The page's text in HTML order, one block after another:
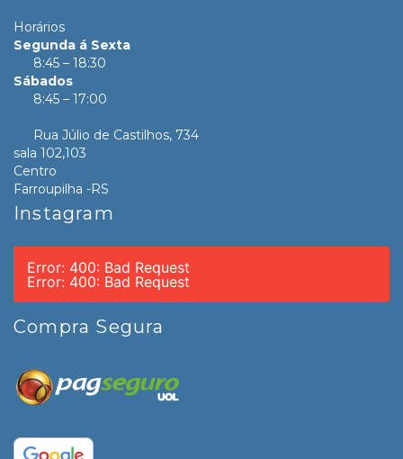
Horários
Segunda á Sexta
8:45 – 18:30
Sábados
8:45 – 17:00
Rua Júlio de Castilhos, 734
sala 102,103
Centro
Farroupilha -RS
Instagram
Error: 400: Bad Request
Error: 400: Bad Request
Compra Segura